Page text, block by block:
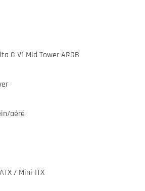
G V1 Mid Tower ARGB
aéré
/ Mini-ITX